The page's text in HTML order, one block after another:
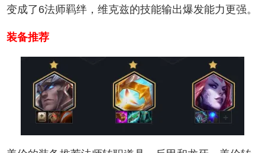
变成了6法师羁绊，维克兹的技能输出爆发能力更强。
装备推荐